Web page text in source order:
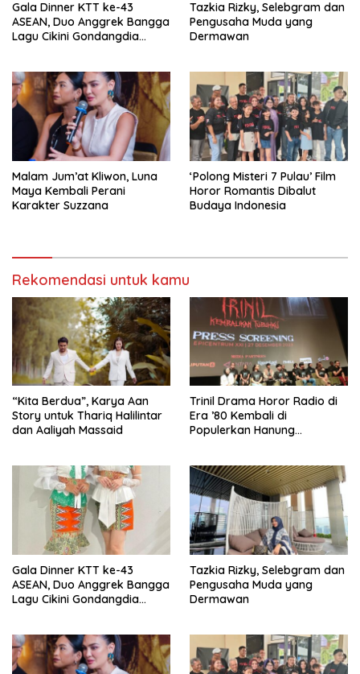
Gala Dinner KTT ke-43
ASEAN, Duo Anggrek Bangga
Lagu Cikini Gondangdia
Tazkia Rizky, Selebgram dan
Pengusaha Muda yang
Dermawan
Malam Jum’at Kliwon, Luna
Maya Kembali Perani
Karakter Suzzana
‘Polong Misteri 7 Pulau’ Film
Horor Romantis Dibalut
Budaya Indonesia
Rekomendasi untuk kamu
“Kita Berdua”, Karya Aan
Story untuk Thariq Halilintar
dan Aaliyah Massaid
­Trinil Drama Horor Radio di
Era ’80 Kembali di
Populerkan Hanung
Gala Dinner KTT ke-43
ASEAN, Duo Anggrek Bangga
Lagu Cikini Gondangdia
Tazkia Rizky, Selebgram dan
Pengusaha Muda yang
Dermawan